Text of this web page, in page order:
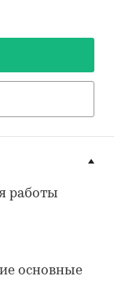
работы
основные